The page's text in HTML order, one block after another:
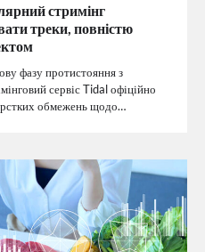
стримінг
треки, повністю
фазу протистояння з
сервіс Tidal офіційно
обмежень щодо…